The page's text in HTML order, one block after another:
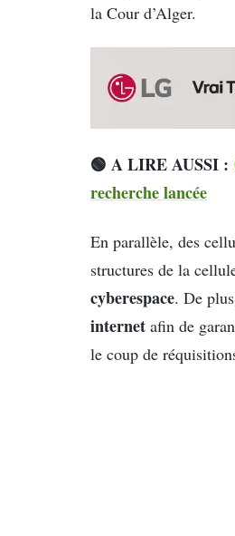
la Cour d’Alger.
🟢 A LIRE AUSSI :
recherche lancée
En parallèle, des
structures de la
cyberespace. De
internet afin de
le coup de